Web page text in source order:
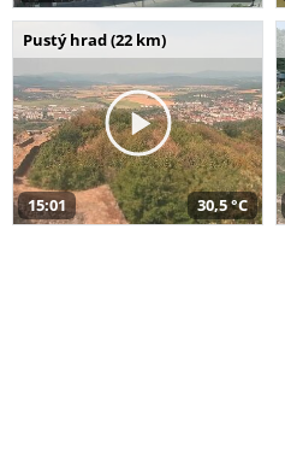
Pustý hrad (22 km)
15:01 30,5 °C